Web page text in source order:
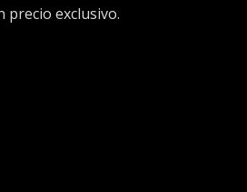
precio exclusivo.